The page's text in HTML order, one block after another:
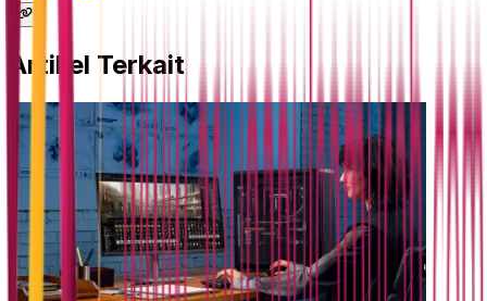
Artikel Terkait